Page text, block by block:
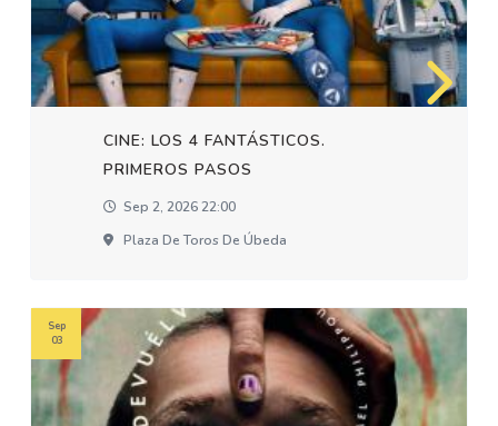
CINE: LOS 4 FANTÁSTICOS.
PRIMEROS PASOS
Sep 2, 2026 22:00
Plaza De Toros De Úbeda
Sep
03